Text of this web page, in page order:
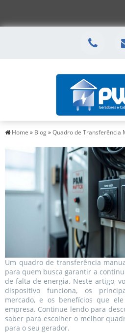
Home » Blog»Quadro de Transferência
Um quadro de transferência
para quem busca garantir a
de falta de energia. Neste artigo,
dispositivo funciona, os
mercado, e os benefícios que
empresa. Continue lendo para
saber para escolher o melhor
para o seu gerador.